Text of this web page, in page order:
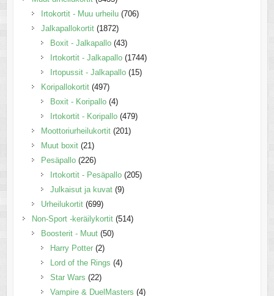
Irtokortit - Muu urheilu (706)
Jalkapallokortit (1872)
Boxit - Jalkapallo (43)
Irtokortit - Jalkapallo (1744)
Irtopussit - Jalkapallo (15)
Koripallokortit (497)
Boxit - Koripallo (4)
Irtokortit - Koripallo (479)
Moottoriurheilukortit (201)
Muut boxit (21)
Pesäpallo (226)
Irtokortit - Pesäpallo (205)
Julkaisut ja kuvat (9)
Urheilukortit (699)
Non-Sport -keräilykortit (514)
Boosterit - Muut (50)
Harry Potter (2)
Lord of the Rings (4)
Star Wars (22)
Vampire & DuelMasters (4)